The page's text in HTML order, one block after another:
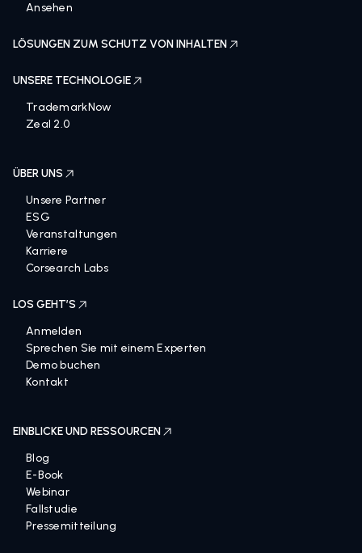
Ansehen
LÖSUNGEN ZUM SCHUTZ VON INHALTEN
UNSERE TECHNOLOGIE
TrademarkNow
Zeal 2.0
ÜBER UNS
Unsere Partner
ESG
Veranstaltungen
Karriere
Corsearch Labs
LOS GEHT’S
Anmelden
Sprechen Sie mit einem Experten
Demo buchen
Kontakt
EINBLICKE UND RESSOURCEN
Blog
E-Book
Webinar
Fallstudie
Pressemitteilung